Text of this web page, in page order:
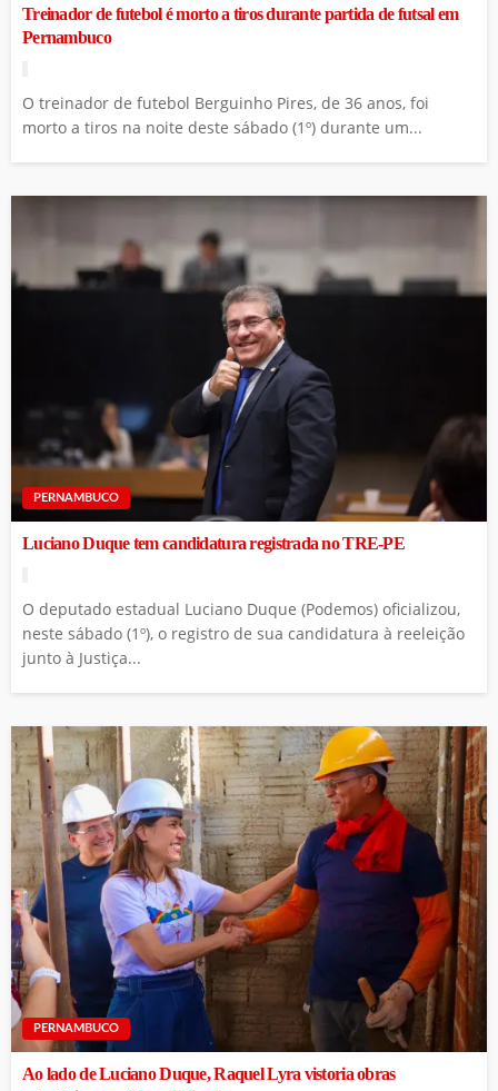
Treinador de futebol é morto a tiros durante partida de futsal em
Pernambuco
O treinador de futebol Berguinho Pires, de 36 anos, foi
morto a tiros na noite deste sábado (1º) durante um...
PERNAMBUCO
Luciano Duque tem candidatura registrada no TRE-PE
O deputado estadual Luciano Duque (Podemos) oficializou,
neste sábado (1º), o registro de sua candidatura à reeleição
junto à Justiça...
PERNAMBUCO
Ao lado de Luciano Duque, Raquel Lyra vistoria obras